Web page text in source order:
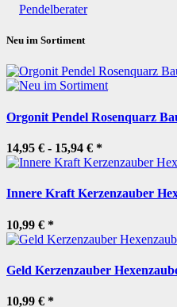
Pendelberater
Neu im Sortiment
Orgonit Pendel Rosenquarz
14,95 € - 15,94 € *
Innere Kraft Kerzenzauber
10,99 € *
Geld Kerzenzauber
10,99 € *